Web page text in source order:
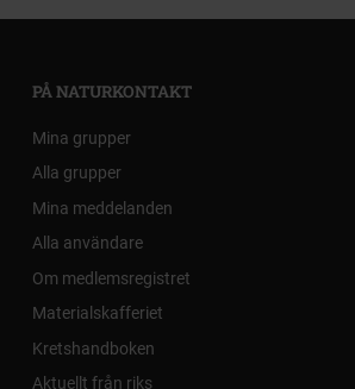
PÅ NATURKONTAKT
Mina grupper
Alla grupper
Mina meddelanden
Alla användare
Om medlemsregistret
Materialskafferiet
Kretshandboken
Aktuellt från riks